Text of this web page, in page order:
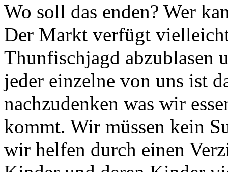
Wo soll das enden? Wer
Der Markt verfügt
Thunfischjagd abzublasen
jeder einzelne von uns ist
nachzudenken was wir
kommt. Wir müssen kein
wir helfen durch einen